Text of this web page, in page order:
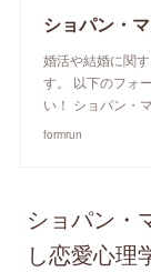
ショパン・
婚活や結婚に関
す。 以下のフォ
い！ ショパン・
formrun
ショパン・
し恋愛心理